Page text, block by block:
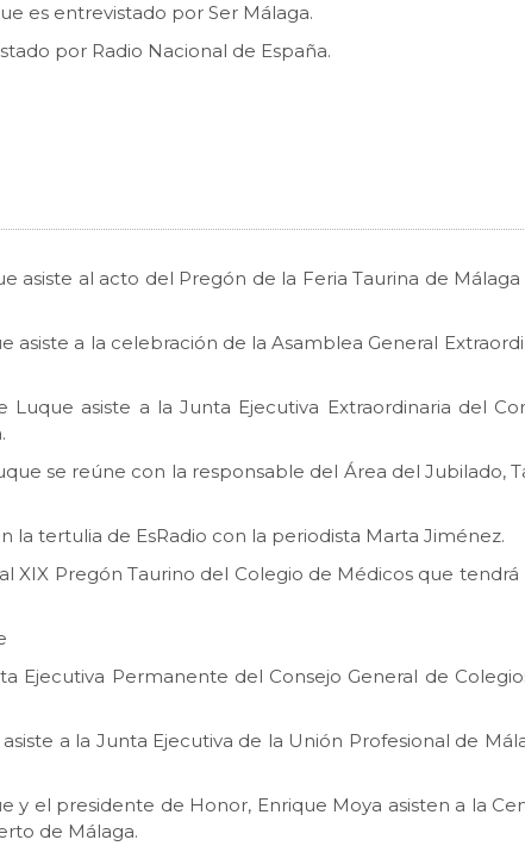
es entrevistado por Ser Málaga.
por Radio Nacional de España.
asiste al acto del Pregón de la Feria Taurina de
asiste a la celebración de la Asamblea General
asiste a la Junta Ejecutiva Extraordinaria del
se reúne con la responsable del Área del Jubilado,
tertulia de EsRadio con la periodista Marta Jiménez.
XIX Pregón Taurino del Colegio de Médicos que
Ejecutiva Permanente del Consejo General de
a la Junta Ejecutiva de la Unión Profesional de
y el presidente de Honor, Enrique Moya asisten a la
de Málaga.